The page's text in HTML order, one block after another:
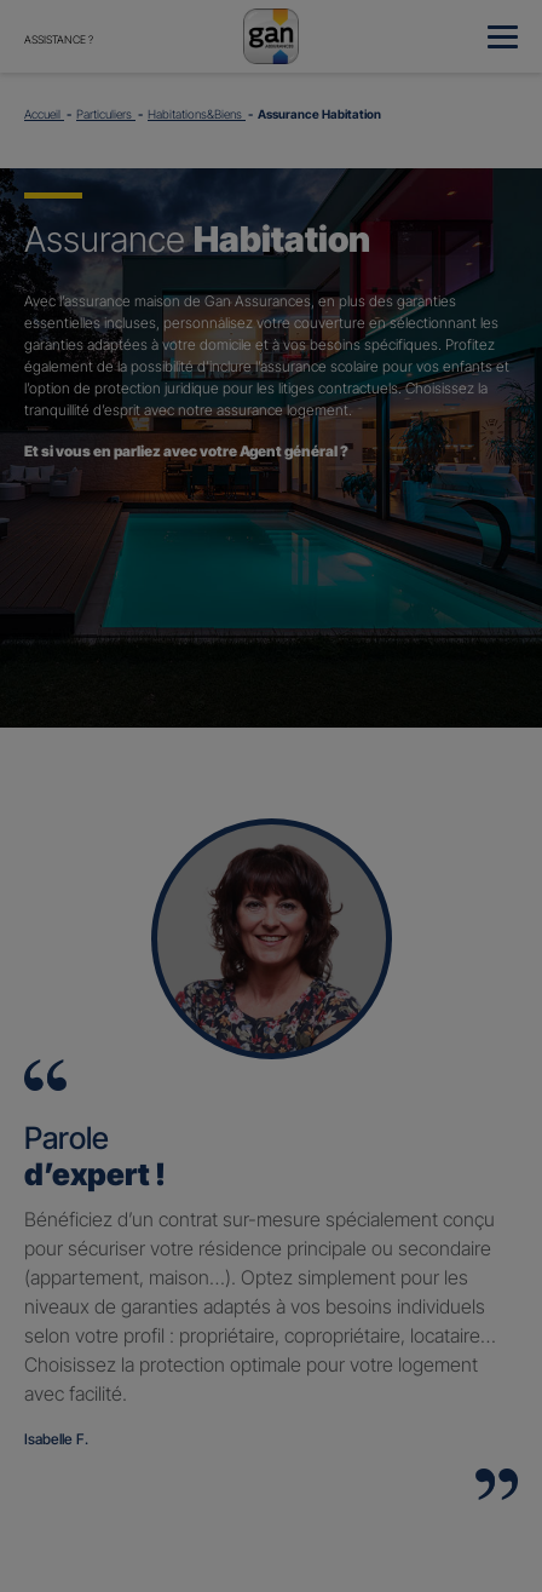
ASSISTANCE ?
Accueil Particuliers Habitations&Biens Assurance Habitation
AssuranceHabitation
Avec l’assurance maison de Gan Assurances, en plus des garanties
essentielles incluses, personnalisez votre couverture en sélectionnant les
garanties adaptées à votre domicile et à vos besoins spécifiques. Profitez
également de la possibilité d’inclure l’assurance scolaire pour vos enfants et
l’option de protection juridique pour les litiges contractuels. Choisissez la
tranquillité d’esprit avec notre assurance logement.
Et si vous en parliez avec votre Agent général ?
Parole
d’expert !
Bénéficiez d’un contrat sur-mesure spécialement conçu
pour sécuriser votre résidence principale ou secondaire
(appartement, maison…). Optez simplement pour les
niveaux de garanties adaptés à vos besoins individuels
selon votre profil : propriétaire, copropriétaire, locataire…
Choisissez la protection optimale pour votre logement
avec facilité.
Isabelle F.